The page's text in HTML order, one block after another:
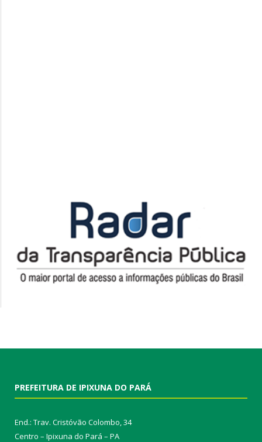
PREFEITURA DE IPIXUNA DO PARÁ
End.: Trav. Cristóvão Colombo, 34
Centro – Ipixuna do Pará – PA